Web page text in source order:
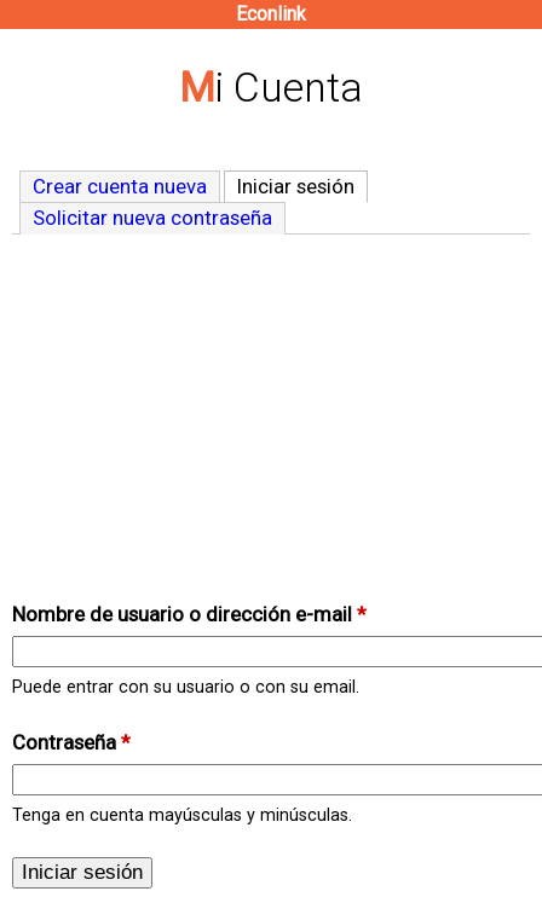
contenido
Econlink
Mi Cuenta
Crear cuenta nueva Iniciar sesión
Solicitar nueva contraseña
Nombre de usuario o dirección e-mail *
Puede entrar con su usuario o con su email.
Contraseña *
Tenga en cuenta mayúsculas y minúsculas.